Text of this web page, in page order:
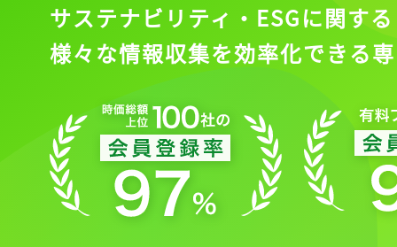
サステナビリティ・ESGに関する
様々な情報収集を効率化できる